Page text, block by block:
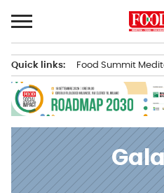
al
contenuto
principale
Quick links: Food Summit